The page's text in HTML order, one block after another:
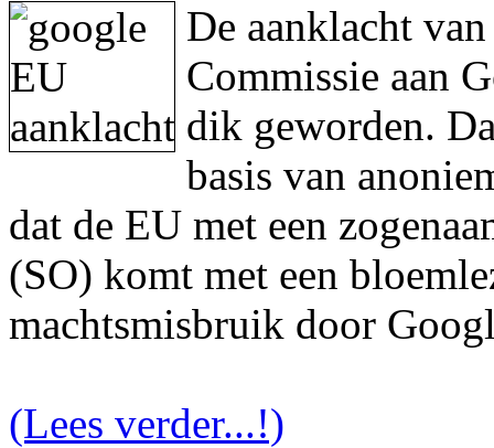
De aanklacht
Commissie aan
dik geworden.
basis van
dat de EU met een
(SO) komt met een
machtsmisbruik door
(Lees verder...!)